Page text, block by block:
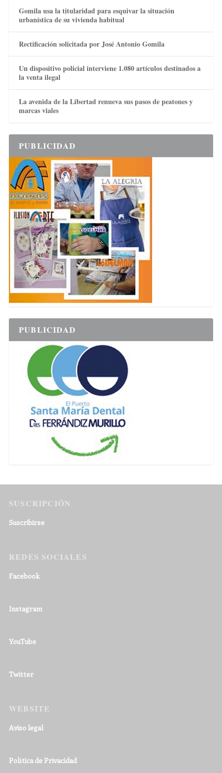
Gomila usa la titularidad para esquivar la situación
urbanística de su vivienda habitual
Rectificación solicitada por José Antonio Gomila
Un dispositivo policial interviene 1.080 artículos destinados a
la venta ilegal
La avenida de la Libertad renueva sus pasos de peatones y
marcas viales
PUBLICIDAD
PUBLICIDAD
SUSCRIPCIÓN
Suscribirse
REDES SOCIALES
Facebook
Instagram
YouTube
Twitter
WEBSITE
Aviso legal
Política de Privacidad